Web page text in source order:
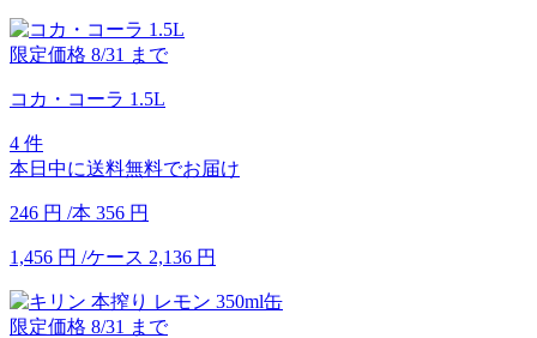
限定価格 8/31 まで
コカ・コーラ 1.5L
4 件
本日中に送料無料でお届け
246 円 /本 356 円
1,456 円 /ケース 2,136 円
限定価格 8/31 まで